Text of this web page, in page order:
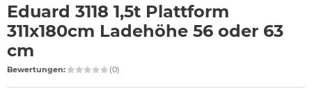
Eduard 3118 1,5t Plattform
311x180cm Ladehöhe 56 oder 63
cm
Bewertungen: (0)